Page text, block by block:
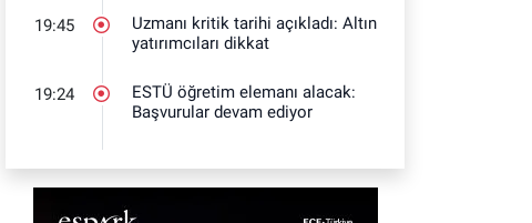
19:45
Uzmanı kritik tarihi açıkladı: Altın
yatırımcıları dikkat
19:24
ESTÜ öğretim elemanı alacak:
Başvurular devam ediyor